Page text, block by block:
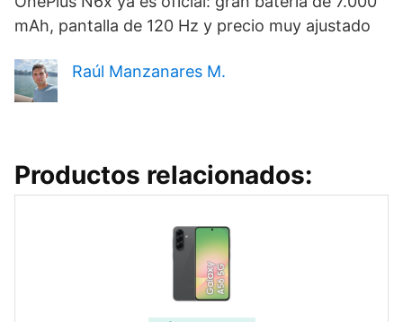
mAh, pantalla de 120 Hz y precio muy ajustado
Raúl Manzanares M.
Productos relacionados: